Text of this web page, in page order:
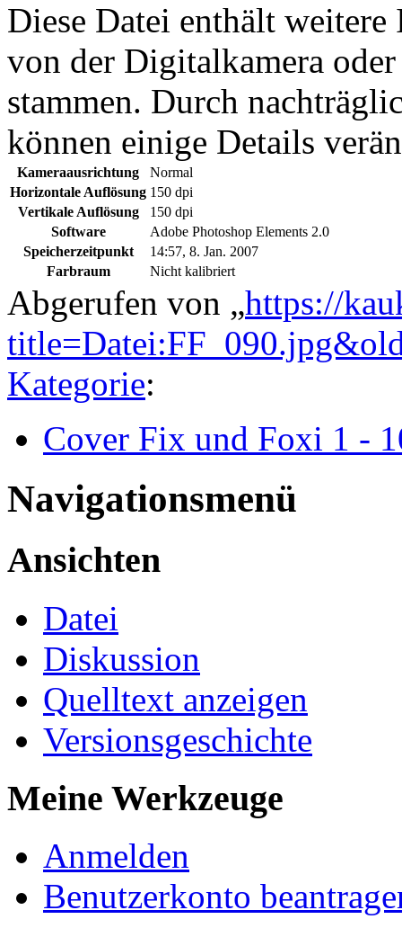
Diese Datei enthält
von der Digitalkamera
stammen. Durch
können einige Details
Kameraausrichtung
Normal
Horizontale Auflösung 150 dpi
Vertikale Auflösung
150 dpi
Software
Adobe Photoshop Elements 2.0
Speicherzeitpunkt
14:57, 8. Jan. 2007
Farbraum
Nicht kalibriert
Abgerufen von „https://
Kategorie:
Cover Fix und Foxi 1 -
Navigationsmenü
Ansichten
Datei
Diskussion
Quelltext anzeigen
Versionsgeschichte
Meine Werkzeuge
Anmelden
Benutzerkonto